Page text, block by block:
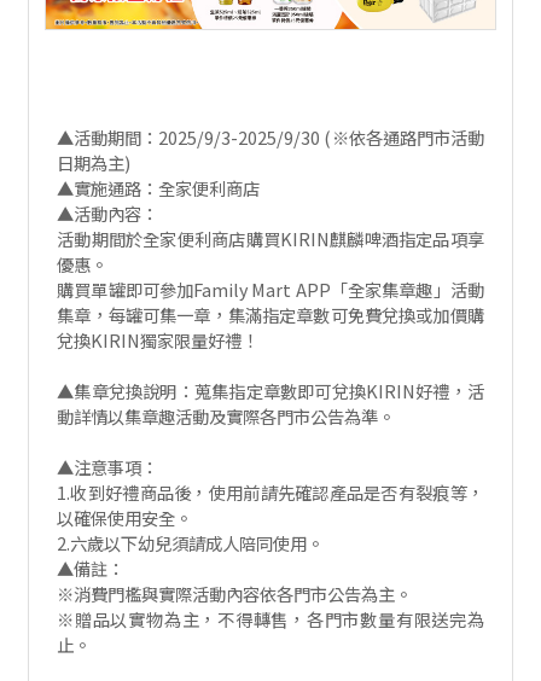
▲活動期間：2025/9/3-2025/9/30 (※依各通路門市活動
日期為主)
▲實施通路：全家便利商店
▲活動內容：
活動期間於全家便利商店購買KIRIN麒麟啤酒指定品項享
優惠。
購買單罐即可參加Family Mart APP「全家集章趣」活動
集章，每罐可集一章，集滿指定章數可免費兌換或加價購
兌換KIRIN獨家限量好禮！
▲集章兌換說明：蒐集指定章數即可兌換KIRIN好禮，活
動詳情以集章趣活動及實際各門市公告為準。
▲注意事項：
1.收到好禮商品後，使用前請先確認產品是否有裂痕等，
以確保使用安全。
2.六歲以下幼兒須請成人陪同使用。
▲備註：
※消費門檻與實際活動內容依各門市公告為主。
※贈品以實物為主，不得轉售，各門市數量有限送完為
止。